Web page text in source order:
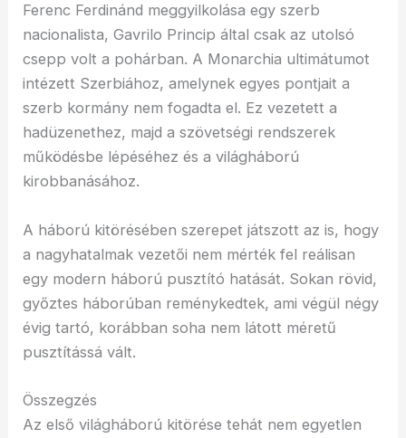
Ferenc Ferdinánd meggyilkolása egy szerb
nacionalista, Gavrilo Princip által csak az utolsó
csepp volt a pohárban. A Monarchia ultimátumot
intézett Szerbiához, amelynek egyes pontjait a
szerb kormány nem fogadta el. Ez vezetett a
hadüzenethez, majd a szövetségi rendszerek
működésbe lépéséhez és a világháború
kirobbanásához.
A háború kitörésében szerepet játszott az is, hogy
a nagyhatalmak vezetői nem mérték fel reálisan
egy modern háború pusztító hatását. Sokan rövid,
győztes háborúban reménykedtek, ami végül négy
évig tartó, korábban soha nem látott méretű
pusztítássá vált.
Összegzés
Az első világháború kitörése tehát nem egyetlen